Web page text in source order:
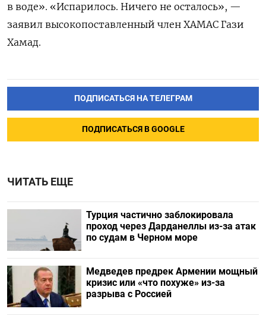
в воде». «Испарилось. Ничего не осталось», —
заявил высокопоставленный член ХАМАС Гази
Хамад.
ПОДПИСАТЬСЯ НА ТЕЛЕГРАМ
ПОДПИСАТЬСЯ В GOOGLE
ЧИТАТЬ ЕЩЕ
Турция частично заблокировала
проход через Дарданеллы из-за атак
по судам в Черном море
Медведев предрек Армении мощный
кризис или «что похуже» из-за
разрыва с Россией